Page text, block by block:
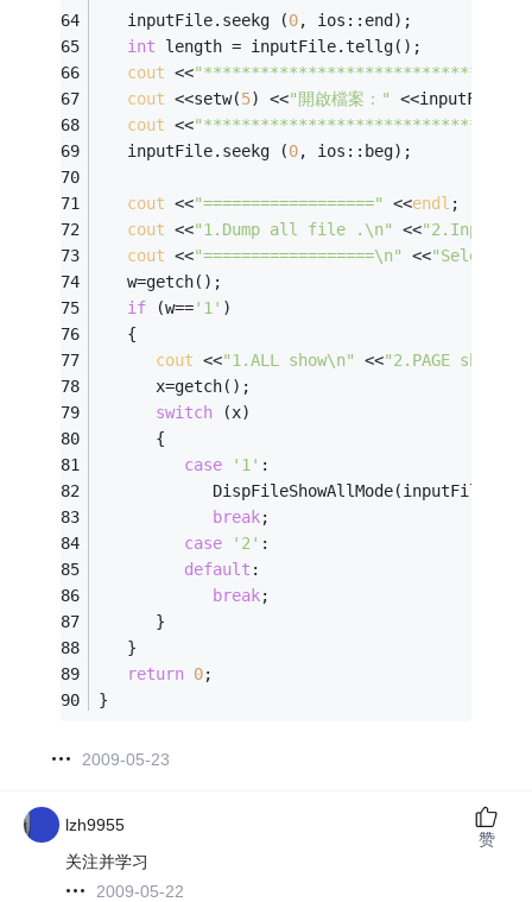
   inputFile.seekg (
0, ios::end);
int length = inputFile.tellg();
cout <<
cout <<setw(5) <<"開啟檔案："
cout <<
   inputFile.seekg (
0, ios::beg);
cout <<"==================" <<endl ;
cout <<"1.Dump all file .\n" <<"2.Input
cout <<"==================\n" <<"Select
   w=getch();
if (w=='1' )
   {
cout <<"1.ALL show\n" <<"2.PAGE show"
      x=getch();
switch (x)
      {
case
'1' :
            DispFileShowAllMode(inputFile);
break;
case
'2' :
default :
break;
      }
   }
return 0;
}
2009-05-23
lzh9955
关注并学习
2009-05-22
赞